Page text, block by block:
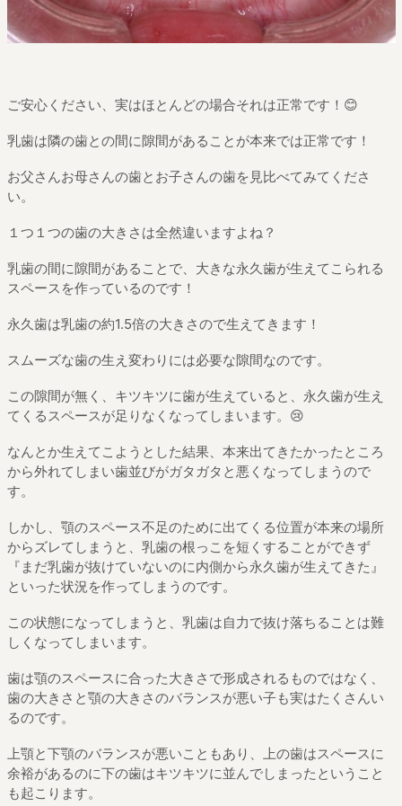
ご安心ください、実はほとんどの場合それは正常です！ 😊
乳歯は隣の歯との間に隙間があることが本来では正常です！
お父さんお母さんの歯とお子さんの歯を見比べてみてくださ
い。
１つ１つの歯の大きさは全然違いますよね？
乳歯の間に隙間があることで、大きな永久歯が生えてこられる
スペースを作っているのです！
永久歯は乳歯の約1.5倍の大きさので生えてきます！
スムーズな歯の生え変わりには必要な隙間なのです。
この隙間が無く、キツキツに歯が生えていると、永久歯が生え
てくるスペースが足りなくなってしまいます。 😢
なんとか生えてこようとした結果、本来出てきたかったところ
から外れてしまい歯並びがガタガタと悪くなってしまうので
す。
しかし、顎のスペース不足のために出てくる位置が本来の場所
からズレてしまうと、乳歯の根っこを短くすることができず
『まだ乳歯が抜けていないのに内側から永久歯が生えてきた』
といった状況を作ってしまうのです。
この状態になってしまうと、乳歯は自力で抜け落ちることは難
しくなってしまいます。
歯は顎のスペースに合った大きさで形成されるものではなく、
歯の大きさと顎の大きさのバランスが悪い子も実はたくさんい
るのです。
上顎と下顎のバランスが悪いこともあり、上の歯はスペースに
余裕があるのに下の歯はキツキツに並んでしまったということ
も起こります。